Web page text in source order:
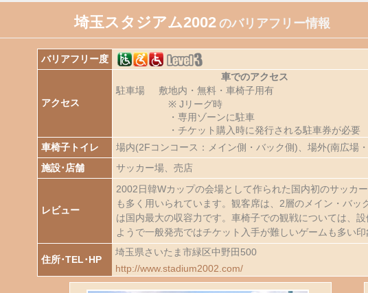
埼玉スタジアム2002 のバリアフリー情報
バリアフリー度
アクセス
車でのアクセス
駐車場
敷地内・無料・車椅子用有
※ Jリーグ時
・専用ゾーンに駐車
・チケット購入時に発行される駐車券が必要
車椅子トイレ
場内(2Fコンコース：メイン側・バック側)、場外(南広場
施設･店舗
サッカー場、売店
レビュー
2002日韓Wカップの会場として作られた国内初のサッカ
も多く用いられています。観客席は、2層のメイン・バ
は国内最大の収容力です。車椅子での観戦については、
ようで一般発売ではチケット入手が難しいゲームも多い印
住所･TEL･HP
埼玉県さいたま市緑区中野田500
http://www.stadium2002.com/